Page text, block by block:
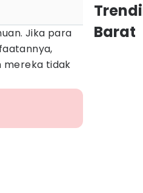
Jika para
mereka tidak
Barat